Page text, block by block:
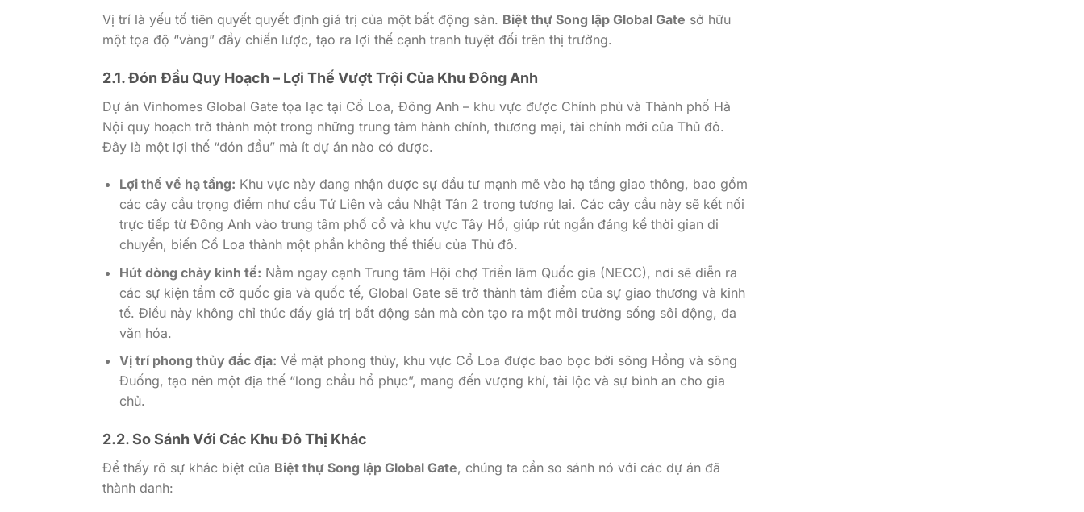
Vị trí là yếu tố tiên quyết quyết định giá trị của một bất động sản. Biệt thự Song lập Global Gate sở hữu
một tọa độ “vàng” đầy chiến lược, tạo ra lợi thế cạnh tranh tuyệt đối trên thị trường.
2.1. Đón Đầu Quy Hoạch – Lợi Thế Vượt Trội Của Khu Đông Anh
Dự án Vinhomes Global Gate tọa lạc tại Cổ Loa, Đông Anh – khu vực được Chính phủ và Thành phố Hà
Nội quy hoạch trở thành một trong những trung tâm hành chính, thương mại, tài chính mới của Thủ đô.
Đây là một lợi thế “đón đầu” mà ít dự án nào có được.
Lợi thế về hạ tầng: Khu vực này đang nhận được sự đầu tư mạnh mẽ vào hạ tầng giao thông, bao gồm
các cây cầu trọng điểm như cầu Tứ Liên và cầu Nhật Tân 2 trong tương lai. Các cây cầu này sẽ kết nối
trực tiếp từ Đông Anh vào trung tâm phố cổ và khu vực Tây Hồ, giúp rút ngắn đáng kể thời gian di
chuyển, biến Cổ Loa thành một phần không thể thiếu của Thủ đô.
Hút dòng chảy kinh tế: Nằm ngay cạnh Trung tâm Hội chợ Triển lãm Quốc gia (NECC), nơi sẽ diễn ra
các sự kiện tầm cỡ quốc gia và quốc tế, Global Gate sẽ trở thành tâm điểm của sự giao thương và kinh
tế. Điều này không chỉ thúc đẩy giá trị bất động sản mà còn tạo ra một môi trường sống sôi động, đa
văn hóa.
Vị trí phong thủy đắc địa: Về mặt phong thủy, khu vực Cổ Loa được bao bọc bởi sông Hồng và sông
Đuống, tạo nên một địa thế “long chầu hổ phục”, mang đến vượng khí, tài lộc và sự bình an cho gia
chủ.
2.2. So Sánh Với Các Khu Đô Thị Khác
Để thấy rõ sự khác biệt của Biệt thự Song lập Global Gate, chúng ta cần so sánh nó với các dự án đã
thành danh: